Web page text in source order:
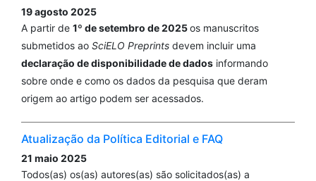
19 agosto 2025
A partir de 1º de setembro de 2025os manuscritos
submetidos ao SciELO Preprints devem incluir uma
declaração de disponibilidade de dados informando
sobre onde e como os dados da pesquisa que deram
origem ao artigo podem ser acessados.
Atualização da Política Editorial e FAQ
21 maio 2025
Todos(as) os(as) autores(as) são solicitados(as) a